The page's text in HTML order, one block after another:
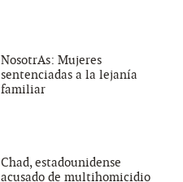
NosotrAs: Mujeres
sentenciadas a la lejanía
familiar
Chad, estadounidense
acusado de multihomicidio